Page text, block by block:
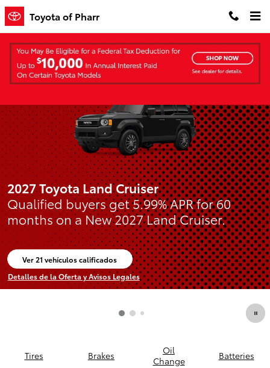
Saltar al contenido principal
Toyota of Pharr
Toyota of Pharr
2027 Toyota Land Cruiser
Qualified buyers get 5.99% APR for 60
months on a New 2027 Land Cruiser.
Ver 21 vehículos calificados
abrir en la misma pestaña
Detalles de la Oferta y Avisos Legales
Open Incentive Modal
Tires Brakes
Oil
Change
Batteries